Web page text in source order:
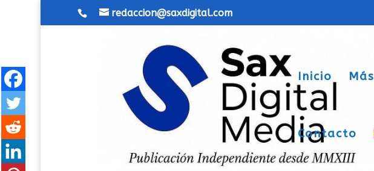
redaccion@saxdigital.com
Inicio
Contacto